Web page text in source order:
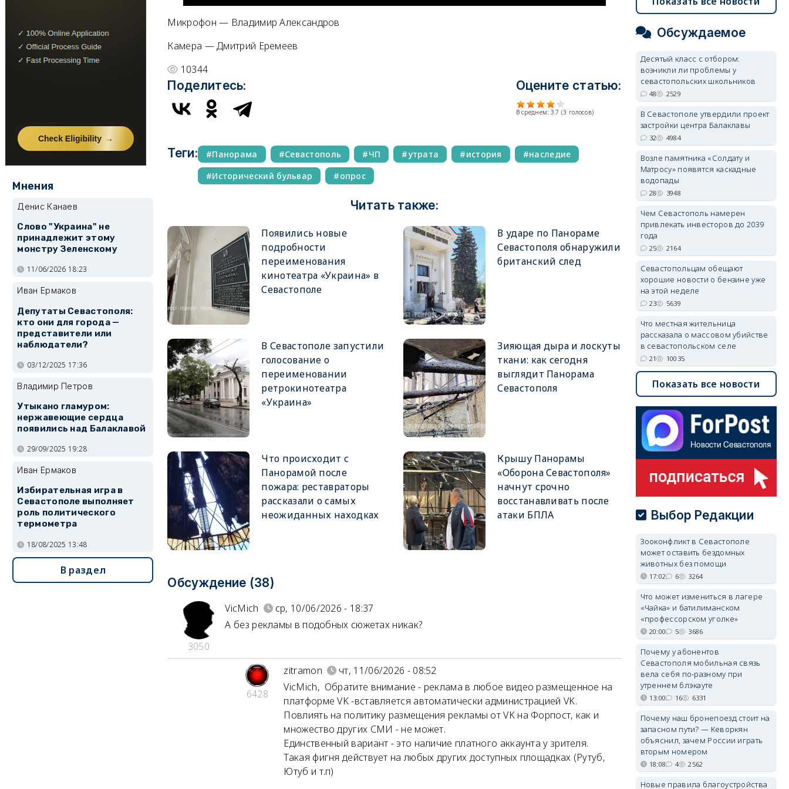
Микрофон — Владимир Александров
Камера — Дмитрий Еремеев
10344
Поделитесь: Оцените статью:
В среднем: 3.7 (3 голосов)
Теги: Панорама Севастополь ЧП утрата история
наследие
Исторический бульвар
опрос
Читать также:
Появились новые
подробности
переименования
кинотеатра «Украина» в
Севастополе
В ударе по Панораме
Севастополя обнаружили
британский след
В Севастополе запустили
голосование о
переименовании
ретрокинотеатра
«Украина»
Зияющая дыра и лоскуты
ткани: как сегодня
выглядит Панорама
Севастополя
Что происходит с
Панорамой после
пожара: реставраторы
рассказали о самых
неожиданных находках
Крышу Панорамы
«Оборона Севастополя»
начнут срочно
восстанавливать после
атаки БПЛА
Обсуждение (38)
3050
VicMich
ср, 10/06/2026 - 18:37
А без рекламы в подобных сюжетах никак?
6428
zitramon
чт, 11/06/2026 - 08:52
VicMich, Обратите внимание - реклама в любое видео размещенное на
платформе VK -вставляется автоматически администрацией VK.
Повлиять на политику размещения рекламы от VK на Форпост, как и
множество других СМИ - не может.
Единственный вариант - это наличие платного аккаунта у зрителя.
Такая фигня действует на любых других доступных площадках (Рутуб,
Ютуб и т.п)
Мнения
Денис Канаев
Слово "Украина" не
принадлежит этому
монстру Зеленскому
11/06/2026 18:23
Иван Ермаков
Депутаты Севастополя:
кто они для города —
представители или
наблюдатели?
03/12/2025 17:36
Владимир Петров
Утыкано гламуром:
нержавеющие сердца
появились над Балаклавой
29/09/2025 19:28
Иван Ермаков
Избирательная игра в
Севастополе выполняет
роль политического
термометра
18/08/2025 13:48
В раздел
Обсуждаемое
Десятый класс с отбором:
возникли ли проблемы у
севастопольских школьников
48 2529
В Севастополе утвердили проект
застройки центра Балаклавы
32 4984
Возле памятника «Солдату и
Матросу» появятся каскадные
водопады
28 3948
Чем Севастополь намерен
привлекать инвесторов до 2039
года
25 2164
Севастопольцам обещают
хорошие новости о бензине уже
на этой неделе
23 5639
Что местная жительница
рассказала о массовом убийстве
в севастопольском селе
21 10035
Показать все новости
Выбор Редакции
Зооконфликт в Севастополе
может оставить бездомных
животных без помощи
17:02 6 3264
Что может измениться в лагере
«Чайка» и батилиманском
«профессорском уголке»
20:00 5 3686
Почему у абонентов
Севастополя мобильная связь
вела себя по-разному при
утреннем блэкауте
13:00 16 6331
Почему наш бронепоезд стоит на
запасном пути? — Кеворкян
объяснил, зачем России играть
вторым номером
18:08 4 2562
Новые правила благоустройства